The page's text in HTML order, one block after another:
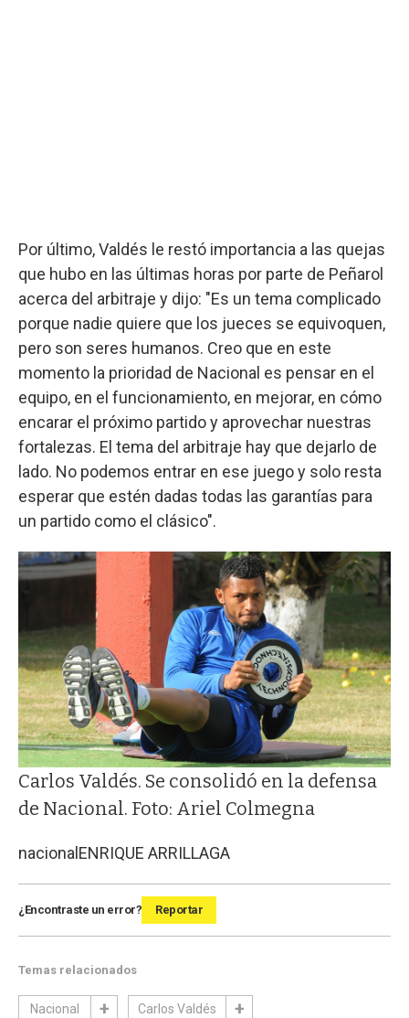
Por último, Valdés le restó importancia a las quejas
que hubo en las últimas horas por parte de Peñarol
acerca del arbitraje y dijo: "Es un tema complicado
porque nadie quiere que los jueces se equivoquen,
pero son seres humanos. Creo que en este
momento la prioridad de Nacional es pensar en el
equipo, en el funcionamiento, en mejorar, en cómo
encarar el próximo partido y aprovechar nuestras
fortalezas. El tema del arbitraje hay que dejarlo de
lado. No podemos entrar en ese juego y solo resta
esperar que estén dadas todas las garantías para
un partido como el clásico".
Carlos Valdés. Se consolidó en la defensa
de Nacional. Foto: Ariel Colmegna
nacional ENRIQUE ARRILLAGA
¿Encontraste un error? Reportar
Temas relacionados
Nacional Carlos Valdés